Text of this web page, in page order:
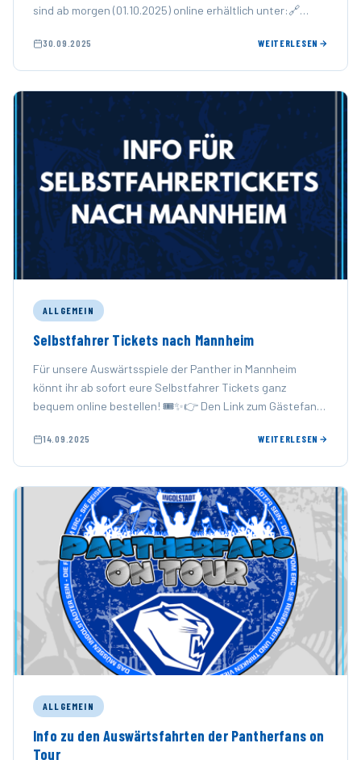
sind ab morgen (01.10.2025) online erhältlich unter:🔗
30.09.2025 WEITERLESEN
ALLGEMEIN
Selbstfahrer Tickets nach Mannheim
Für unsere Auswärtsspiele der Panther in Mannheim
könnt ihr ab sofort eure Selbstfahrer Tickets ganz
bequem online bestellen! 🎟️✨👉 Den Link zum Gästefan-
14.09.2025 WEITERLESEN
ALLGEMEIN
Info zu den Auswärtsfahrten der Pantherfans on
Tour